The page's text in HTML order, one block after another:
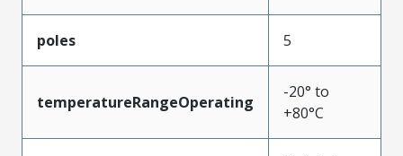
poles 5
temperatureRangeOperating
-20° to
+80°C